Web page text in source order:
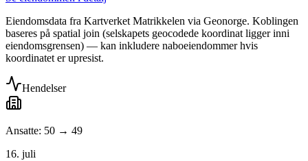
Eiendomsdata fra Kartverket Matrikkelen via Geonorge. Koblingen
baseres på spatial join (selskapets geocodede koordinat ligger inni
eiendomsgrensen) — kan inkludere naboeiendommer hvis
koordinatet er upresist.
Hendelser
Ansatte: 50 → 49
16. juli